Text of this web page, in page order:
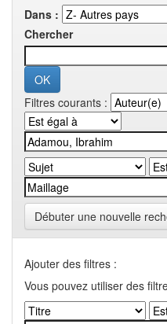
Dans :
Chercher
Filtres courants :
Débuter une nouvelle
Ajouter des filtres :
Vous pouvez utiliser des